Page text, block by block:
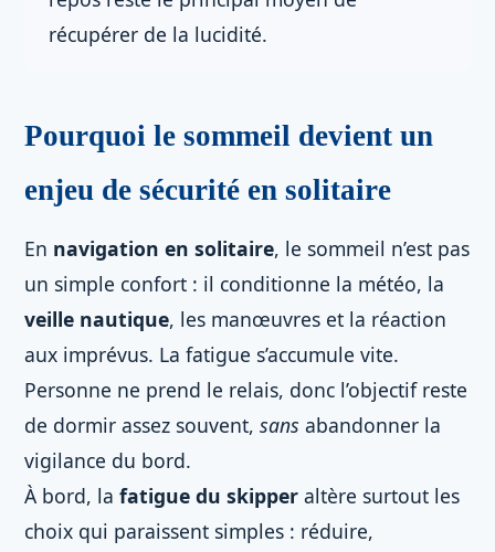
récupérer de la lucidité.
Pourquoi le sommeil devient un
enjeu de sécurité en solitaire
En navigation en solitaire, le sommeil n’est pas
un simple confort : il conditionne la météo, la
veille nautique, les manœuvres et la réaction
aux imprévus. La fatigue s’accumule vite.
Personne ne prend le relais, donc l’objectif reste
de dormir assez souvent, sans abandonner la
vigilance du bord.
À bord, la fatigue du skipper altère surtout les
choix qui paraissent simples : réduire,